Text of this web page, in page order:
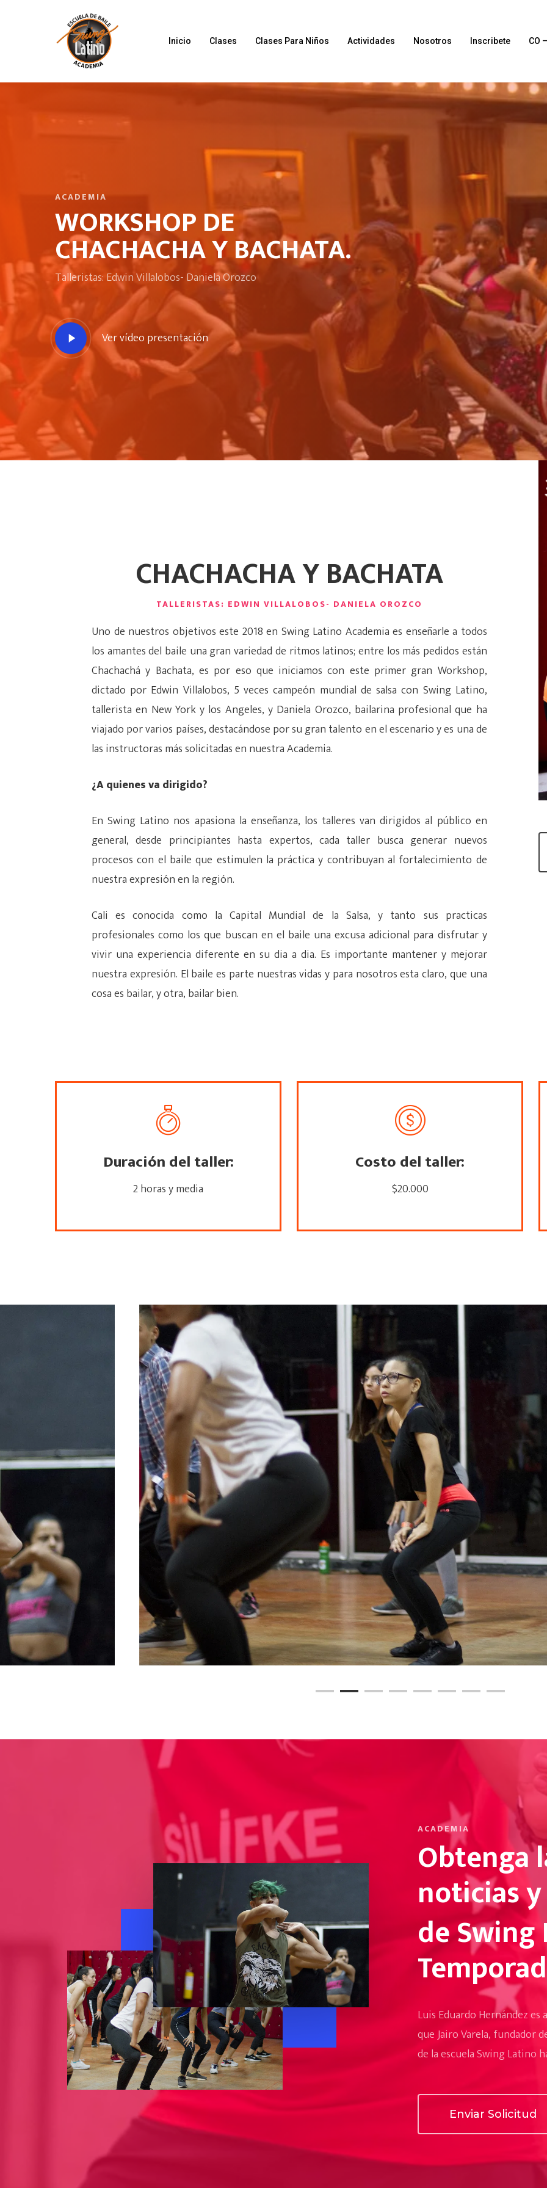
Hit enter to search or ESC to close
Inicio Clases Clases Para Niños Actividades Nosotros Inscribete CO
ACADEMIA
WORKSHOP DE
CHACHACHA Y BACHATA.
Talleristas: Edwin Villalobos- Daniela Orozco
Ver vídeo presentación
CHACHACHA Y BACHATA
TALLERISTAS: EDWIN VILLALOBOS- DANIELA OROZCO
Uno de nuestros objetivos este 2018 en Swing Latino Academia es enseñarle a todos
los amantes del baile una gran variedad de ritmos latinos; entre los más pedidos están
Chachachá y Bachata, es por eso que iniciamos con este primer gran Workshop,
dictado por Edwin Villalobos, 5 veces campeón mundial de salsa con Swing Latino,
tallerista en New York y los Angeles, y Daniela Orozco, bailarina profesional que ha
viajado por varios países, destacándose por su gran talento en el escenario y es una de
las instructoras más solicitadas en nuestra Academia.
¿A quienes va dirigido?
En Swing Latino nos apasiona la enseñanza, los talleres van dirigidos al público en
general, desde principiantes hasta expertos, cada taller busca generar nuevos
procesos con el baile que estimulen la práctica y contribuyan al fortalecimiento de
nuestra expresión en la región.
Cali es conocida como la Capital Mundial de la Salsa, y tanto sus practicas
profesionales como los que buscan en el baile una excusa adicional para disfrutar y
vivir una experiencia diferente en su dia a dia. Es importante mantener y mejorar
nuestra expresión. El baile es parte nuestras vidas y para nosotros esta claro, que una
cosa es bailar, y otra, bailar bien.
Duración del taller:
2 horas y media
Costo del taller:
$20.000
ACADEMIA
Obtenga
noticias
de
Luis Eduardo Hernández es
que Jairo Varela, fundador
de la escuela Swing Latino
Enviar Solicitud